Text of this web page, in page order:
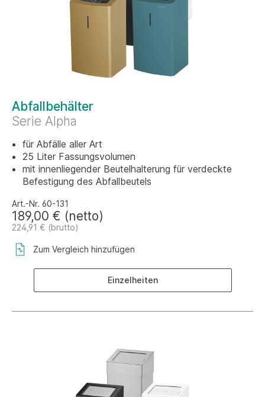
Abfallbehälter
Serie Alpha
für Abfälle aller Art
25 Liter Fassungsvolumen
mit innenliegender Beutelhalterung für verdeckte
Befestigung des Abfallbeutels
Art.-Nr. 60-131
189,00 € (netto)
224,91 € (brutto)
Zum Vergleich hinzufügen
Einzelheiten